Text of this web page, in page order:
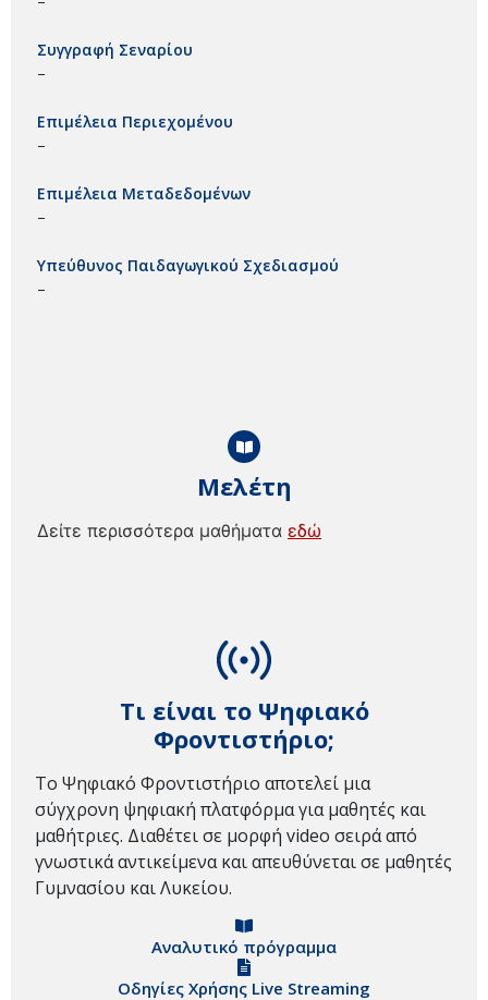
Τι είναι το Ψηφιακό
Φροντιστήριο;
Το Ψηφιακό Φροντιστήριο αποτελεί μια
σύγχρονη ψηφιακή πλατφόρμα για μαθητές και
μαθήτριες. Διαθέτει σε μορφή video σειρά από
γνωστικά αντικείμενα και απευθύνεται σε μαθητές
Γυμνασίου και Λυκείου.
Αναλυτικό πρόγραμμα
Οδηγίες Χρήσης Live Streaming
Μελέτη
Δείτε περισσότερα μαθήματα εδώ
Συγγραφή Σεναρίου
–
Επιμέλεια Περιεχομένου
–
Επιμέλεια Μεταδεδομένων
–
Υπεύθυνος Παιδαγωγικού Σχεδιασμού
–